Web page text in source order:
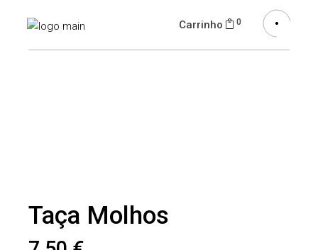
Carrinho 0
Taça Molhos